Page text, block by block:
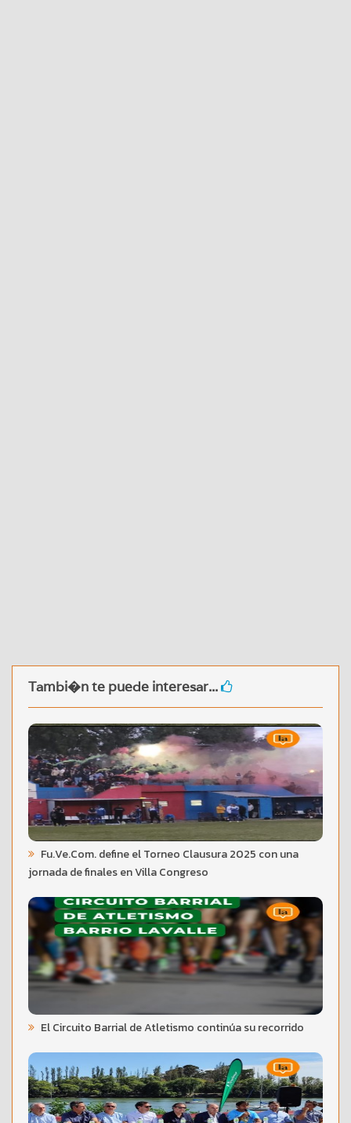
Tambi�n te puede interesar...
Fu.Ve.Com. define el Torneo Clausura 2025 con una
jornada de finales en Villa Congreso
El Circuito Barrial de Atletismo continúa su recorrido